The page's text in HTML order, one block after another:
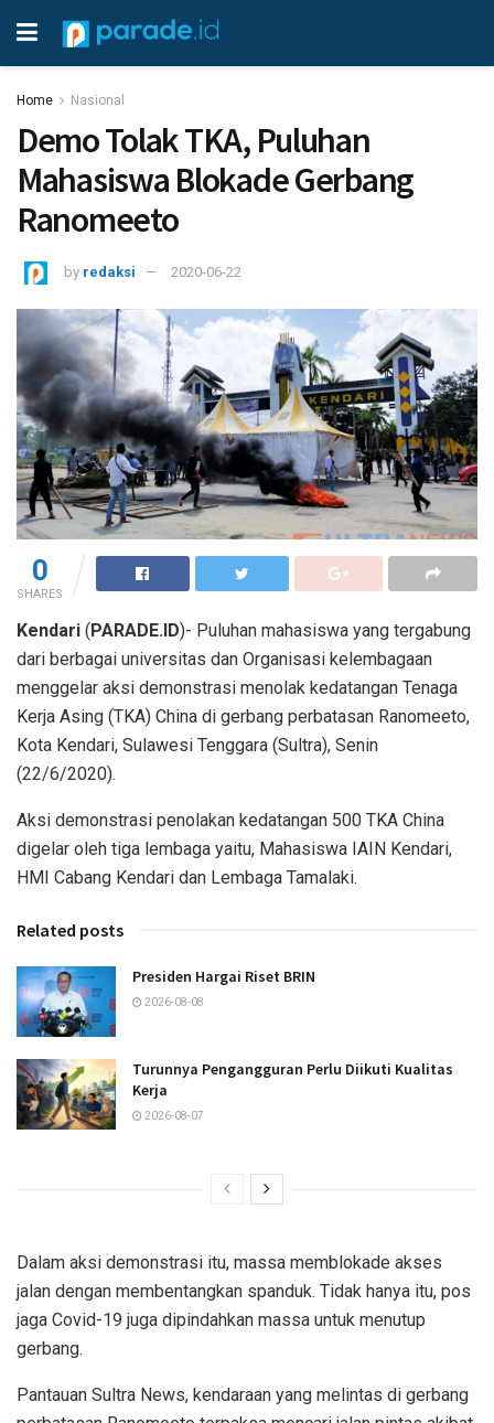
Home Nasional
Demo Tolak TKA, Puluhan
Mahasiswa Blokade Gerbang
Ranomeeto
by redaksi 2020-06-22
0
SHARES
Kendari (PARADE.ID)- Puluhan mahasiswa yang tergabung
dari berbagai universitas dan Organisasi kelembagaan
menggelar aksi demonstrasi menolak kedatangan Tenaga
Kerja Asing (TKA) China di gerbang perbatasan Ranomeeto,
Kota Kendari, Sulawesi Tenggara (Sultra), Senin
(22/6/2020).
Aksi demonstrasi penolakan kedatangan 500 TKA China
digelar oleh tiga lembaga yaitu, Mahasiswa IAIN Kendari,
HMI Cabang Kendari dan Lembaga Tamalaki.
Related posts
Presiden Hargai Riset BRIN
2026-08-08
Turunnya Pengangguran Perlu Diikuti Kualitas
Kerja
2026-08-07
Dalam aksi demonstrasi itu, massa memblokade akses
jalan dengan membentangkan spanduk. Tidak hanya itu, pos
jaga Covid-19 juga dipindahkan massa untuk menutup
gerbang.
Pantauan Sultra News, kendaraan yang melintas di gerbang